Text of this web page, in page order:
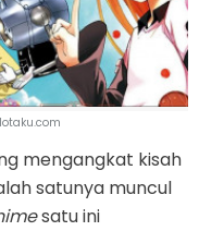
mengangkat kisah
satunya muncul
satu ini